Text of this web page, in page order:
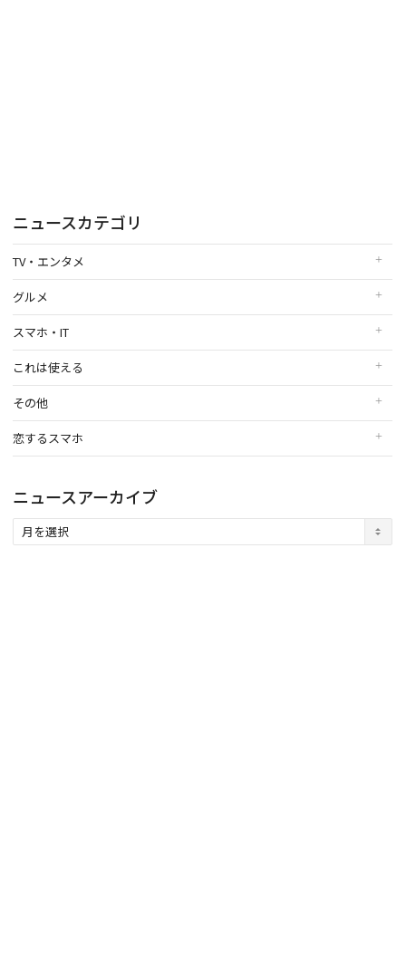
ニュースカテゴリ
TV・エンタメ
グルメ
スマホ・IT
これは使える
その他
恋するスマホ
ニュースアーカイブ
ュ